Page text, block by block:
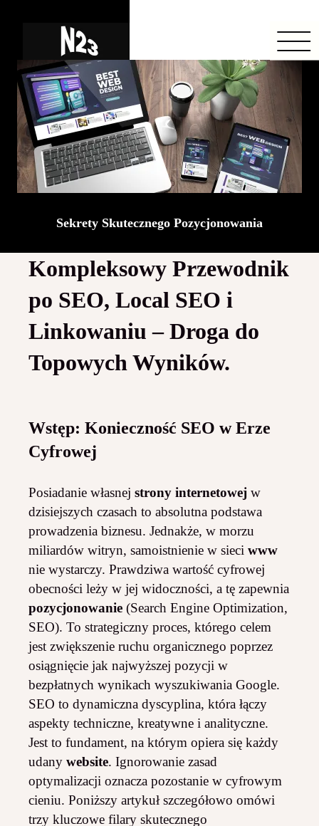
Sekrety Skutecznego Pozycjonowania
Kompleksowy Przewodnik
po SEO, Local SEO i
Linkowaniu – Droga do
Topowych Wyników.
Wstęp: Konieczność SEO w Erze
Cyfrowej
Posiadanie własnej strony internetowej w
dzisiejszych czasach to absolutna podstawa
prowadzenia biznesu. Jednakże, w morzu
miliardów witryn, samoistnienie w sieci www
nie wystarczy. Prawdziwa wartość cyfrowej
obecności leży w jej widoczności, a tę zapewnia
pozycjonowanie (Search Engine Optimization,
SEO). To strategiczny proces, którego celem
jest zwiększenie ruchu organicznego poprzez
osiągnięcie jak najwyższej pozycji w
bezpłatnych wynikach wyszukiwania Google.
SEO to dynamiczna dyscyplina, która łączy
aspekty techniczne, kreatywne i analityczne.
Jest to fundament, na którym opiera się każdy
udany website. Ignorowanie zasad
optymalizacji oznacza pozostanie w cyfrowym
cieniu. Poniższy artykuł szczegółowo omówi
trzy kluczowe filary skutecznego